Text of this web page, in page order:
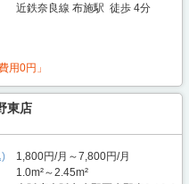
近鉄奈良線 布施駅 徒歩 4分
用0円」
東店
)
1,800円/月～7,800円/月
1.0m²～2.45m²